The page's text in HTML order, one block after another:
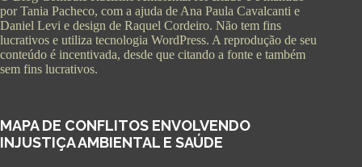
por Tania Pacheco, com a ajuda de Ana Paula Cavalcanti e
Daniel Levi e design de Raquel Cordeiro. Não tem fins
lucrativos e utiliza tecnologia WordPress. A reprodução de seu
conteúdo é incentivada, desde que citando a fonte e também
sem fins lucrativos.
MAPA DE CONFLITOS ENVOLVENDO
INJUSTIÇA AMBIENTAL E SAÚDE